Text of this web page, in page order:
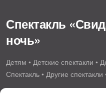
Спектакль
ночь»
Детям • Детские спектакли •
Спектакль • Другие спектакли